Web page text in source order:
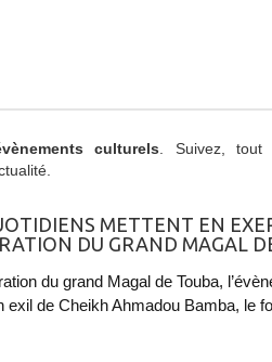
culturels . Suivez,
METTENT EN
DU GRAND MAGAL
du grand Magal de Touba,
exil de Cheikh Ahmadou Bamba, le